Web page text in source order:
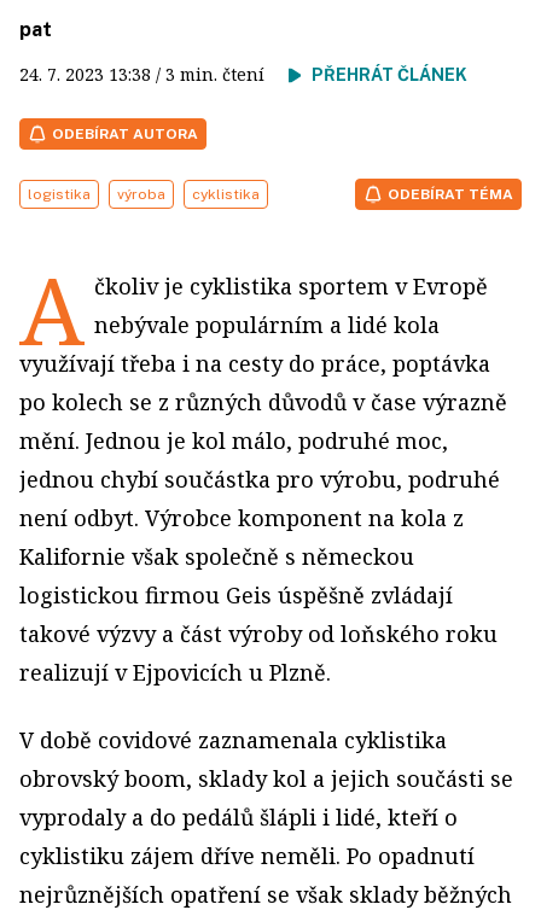
pat
24. 7. 2023 13:38 / 3 min. čtení PŘEHRÁT ČLÁNEK
ODEBÍRAT AUTORA
logistika výroba cyklistika ODEBÍRAT TÉMA
A čkoliv je cyklistika sportem v Evropě
nebývale populárním a lidé kola
využívají třeba i na cesty do práce, poptávka
po kolech se z různých důvodů v čase výrazně
mění. Jednou je kol málo, podruhé moc,
jednou chybí součástka pro výrobu, podruhé
není odbyt. Výrobce komponent na kola z
Kalifornie však společně s německou
logistickou firmou Geis úspěšně zvládají
takové výzvy a část výroby od loňského roku
realizují v Ejpovicích u Plzně.
V době covidové zaznamenala cyklistika
obrovský boom, sklady kol a jejich součásti se
vyprodaly a do pedálů šlápli i lidé, kteří o
cyklistiku zájem dříve neměli. Po opadnutí
nejrůznějších opatření se však sklady běžných